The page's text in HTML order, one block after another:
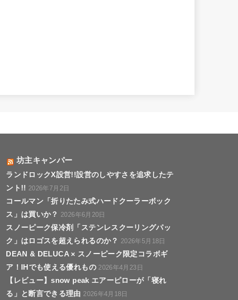
坊主キャンパー
ランドロックX設営!!設営のしやすさを追求したテ
ント!! 2026年7月2日
コールマン「折りたたみ式ハードクーラーボック
ス」は買いか？ 2026年6月20日
スノーピーク保冷剤「ステンレスクーリングパッ
ク」はロゴスを超えられるのか？ 2026年5月18日
DEAN & DELUCA × スノーピーク限定コラボギ
ア！IHでも使える優れもの 2026年4月23日
【レビュー】snow peak エアーピローが「寝れ
る」と断言できる理由 2026年4月18日